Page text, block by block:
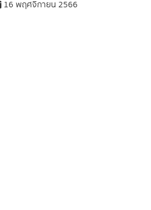
16 พฤศจิกายน 2566